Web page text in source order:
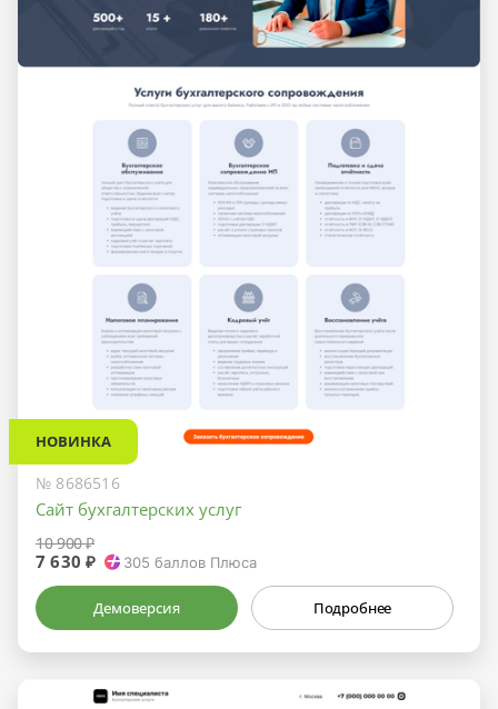
НОВИНКА
№ 8686516
Сайт бухгалтерских услуг
10 900 ₽
7 630 ₽ 305 баллов Плюса
Демоверсия Подробнее